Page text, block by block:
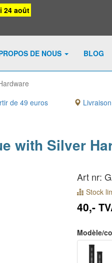
24 août
DE NOUS BLOG
de 49 euros
with Silver
Art nr:
Stock
40,-
Modèle/